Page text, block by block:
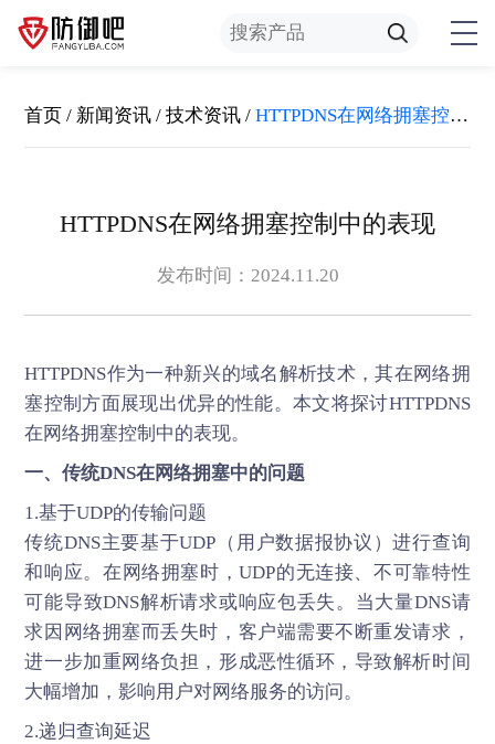
首页 / 新闻资讯 /技术资讯 /HTTPDNS在网络拥塞控制中的表现
HTTPDNS在网络拥塞控制中的表现
发布时间：2024.11.20
HTTPDNS作为一种新兴的域名解析技术，其在网络拥
塞控制方面展现出优异的性能。本文将探讨HTTPDNS
在网络拥塞控制中的表现。
一、传统DNS在网络拥塞中的问题
1.基于UDP的传输问题
传统DNS主要基于UDP（用户数据报协议）进行查询
和响应。在网络拥塞时，UDP的无连接、不可靠特性
可能导致DNS解析请求或响应包丢失。当大量DNS请
求因网络拥塞而丢失时，客户端需要不断重发请求，
进一步加重网络负担，形成恶性循环，导致解析时间
大幅增加，影响用户对网络服务的访问。
2.递归查询延迟